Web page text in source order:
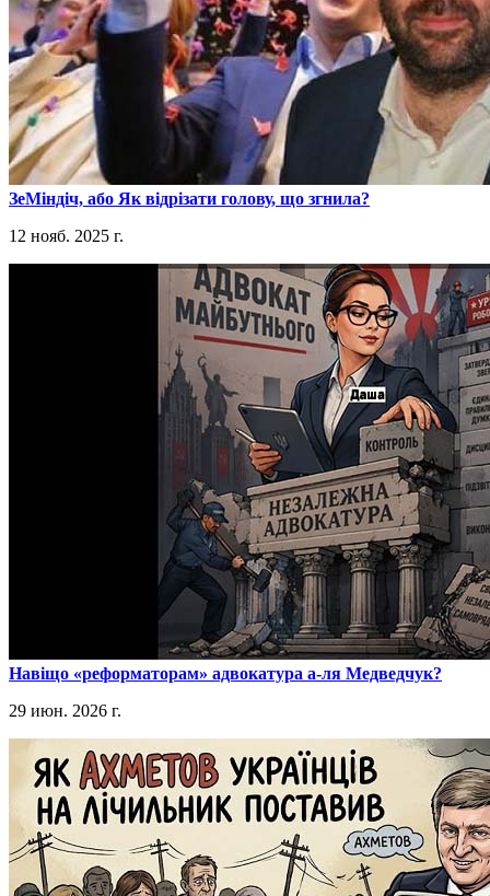
​ЗеМіндіч, або Як відрізати голову, що згнила?
12 нояб. 2025 г.
​Навіщо «реформаторам» адвокатура а-ля Медведчук?
29 июн. 2026 г.